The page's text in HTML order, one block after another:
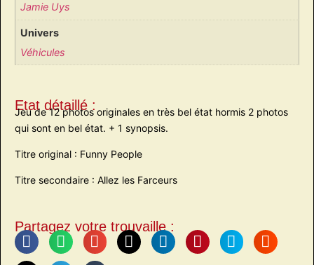
Jamie Uys
Univers
Véhicules
Etat détaillé :
Jeu de 12 photos originales en très bel état hormis 2 photos
qui sont en bel état. + 1 synopsis.
Titre original : Funny People
Titre secondaire : Allez les Farceurs
Partagez votre trouvaille :